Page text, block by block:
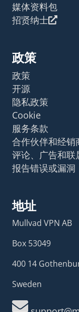
媒体资料包
招贤纳士
政策
政策
开源
隐私政策
Cookie
服务条款
合作伙伴和经销
评论、广告和联
报告错误或漏洞
地址
Mullvad VPN AB
Box 53049
400 14
Sweden